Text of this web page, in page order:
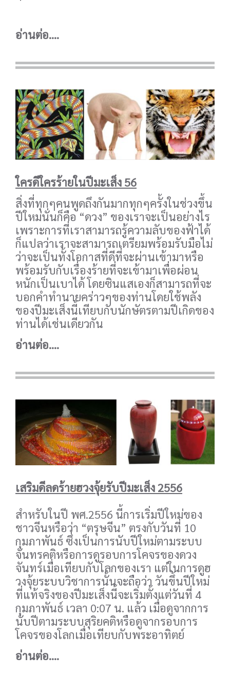
อ่านต่อ....
ใครดีใครร้ายในปีมะเส็ง 56
สิ่งที่ทุกๆคนพูดถึงกันมากทุกๆครั้งในช่วงขึ้น
ปีใหม่นั่นก็คือ “ดวง” ของเราจะเป็นอย่างไร
เพราะการที่เราสามารถรู้ความลับของฟ้าได้
ก็แปลว่าเราจะสามารถเตรียมพร้อมรับมือไม่
ว่าจะเป็นทั้งโอกาสที่ดีที่จะผ่านเข้ามาหรือ
พร้อมรับกับเรื่องร้ายที่จะเข้ามาเพื่อผ่อน
หนักเป็นเบาได้ โดยซินแสเองก็สามารถที่จะ
บอกคำทำนายคร่าวๆของท่านโดยใช้พลัง
ของปีมะเส็งนี้เทียบกับนักษัตรตามปีเกิดของ
ท่านได้เช่นเดียวกัน
อ่านต่อ....
เสริมดีลดร้ายฮวงจุ้ยรับปีมะเส็ง 2556
สำหรับในปี พศ.2556 นี้การเริ่มปีใหม่ของ
ชาวจีนหรือว่า “ตรุษจีน” ตรงกับวันที่ 10
กุมภาพันธ์ ซึ่งเป็นการนับปีใหม่ตามระบบ
จันทรคติหรือการดูรอบการโคจรของดวง
จันทร์เมื่อเทียบกับโลกของเรา แต่ในการดูฮ
วงจุ้ยระบบวิชาการนั้นจะถือว่า วันขึ้นปีใหม่
ที่แท้จริงของปีมะเส็งนี้จะเริ่มตั้งแต่วันที่ 4
กุมภาพันธ์ เวลา 0:07 น. แล้ว เมื่อดูจากการ
นับปีตามระบบสุริยคติหรือดูจากรอบการ
โคจรของโลกเมื่อเทียบกับพระอาทิตย์
อ่านต่อ....